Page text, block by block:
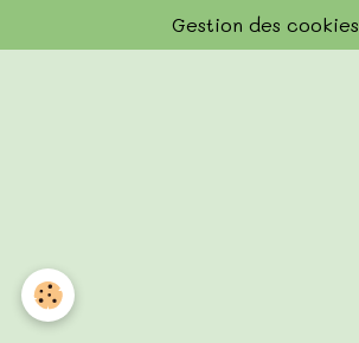
Gestion des cookies